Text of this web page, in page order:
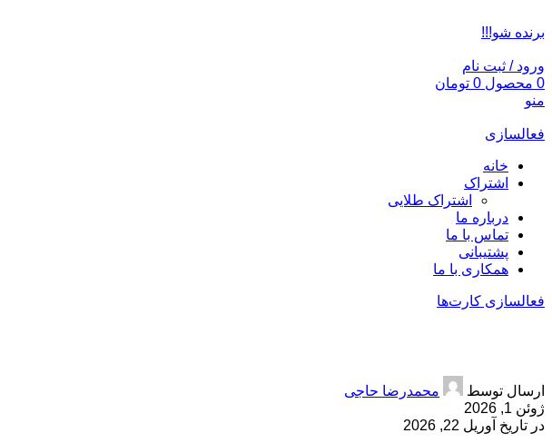
برنده شو!!!
ورود / ثبت نام
0 محصول 0 تومان
منو
فعالسازی
خانه
اشتراک
اشتراک طلایی
درباره ما
تماس با ما
پشتیبانی
همکاری با ما
فعالسازی کارت‌ها
ارسال توسط
محمدرضا حاجی
ژوئن 1, 2026
در تاریخ آوریل 22, 2026